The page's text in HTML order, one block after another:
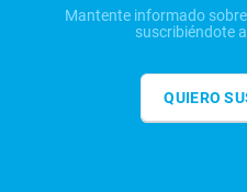
Mantente informado
suscribiéndote
QUIERO